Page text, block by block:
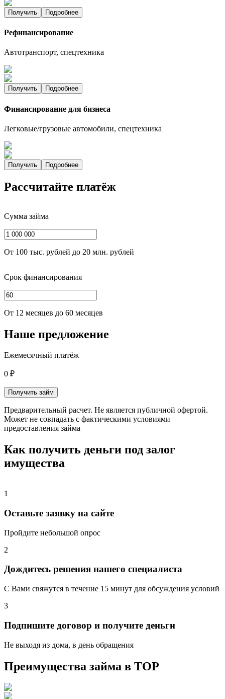
Получить Подробнее
Рефинансирование
Автотранспорт, спецтехника
Получить Подробнее
Финансирование для бизнеса
Легковые/грузовые автомобили, спецтехника
Получить Подробнее
Рассчитайте платёж
Сумма займа
От 100 тыс. рублей до 20 млн. рублей
Срок финансирования
От 12 месяцев до 60 месяцев
Наше предложение
Ежемесячный платёж
0 ₽
Получить займ
Предварительный расчет. Не является публичной офертой.
Может не совпадать с фактическими условиями
предоставления займа
Как получить деньги под залог
имущества
1
Оставьте заявку на сайте
Пройдите небольшой опрос
2
Дождитесь решения нашего специалиста
С Вами свяжутся в течение 15 минут для обсуждения условий
3
Подпишите договор и получите деньги
Не выходя из дома, в день обращения
Преимущества займа в ТОР